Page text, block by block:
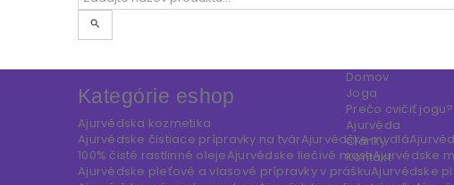
search
Kategórie eshop
Ajurvédska kozmetika
Ajurvédske čistiace prípravky na tvárAjurvédske mydlá
100% čisté rastlinné olejeAjurvédske liečivé mastiAjurvédske
Ajurvédske pleťové a vlasové prípravky v práškuAjurvédske
Domov
Joga
Prečo cvičiť jogu?
Ajurvéda
Články
Kontakt